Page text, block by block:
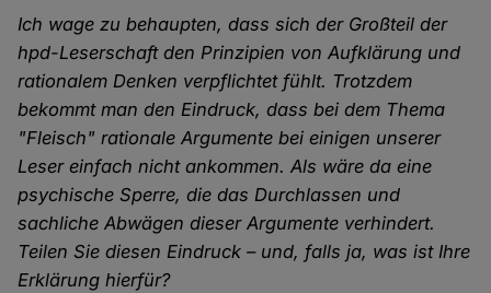
Ich wage zu behaupten, dass sich der Großteil der
hpd-Leserschaft den Prinzipien von Aufklärung und
rationalem Denken verpflichtet fühlt. Trotzdem
bekommt man den Eindruck, dass bei dem Thema
"Fleisch" rationale Argumente bei einigen unserer
Leser einfach nicht ankommen. Als wäre da eine
psychische Sperre, die das Durchlassen und
sachliche Abwägen dieser Argumente verhindert.
Teilen Sie diesen Eindruck – und, falls ja, was ist Ihre
Erklärung hierfür?